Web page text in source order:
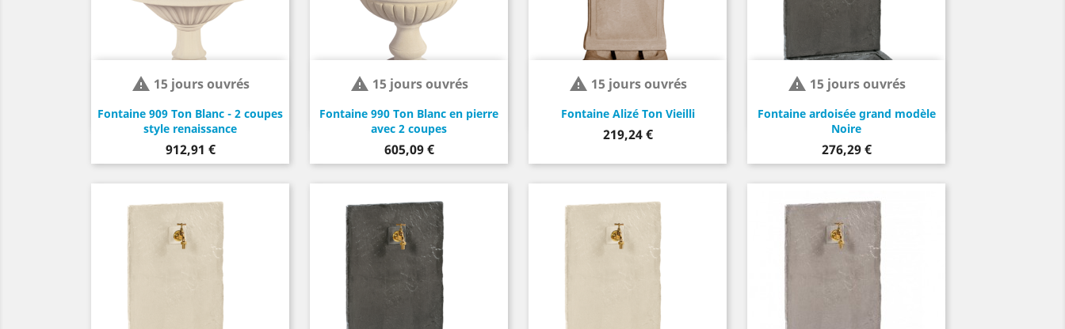
Fontaine 909 Ton Blanc - 2 coupes
style renaissance
Prix
912,91 €
 15 jours ouvrés
Fontaine 990 Ton Blanc en pierre
avec 2 coupes
Prix
605,09 €
 15 jours ouvrés
Fontaine Alizé Ton Vieilli
Prix
219,24 €
 15 jours ouvrés
Fontaine ardoisée grand modèle
Noire
Prix
276,29 €
 15 jours ouvrés